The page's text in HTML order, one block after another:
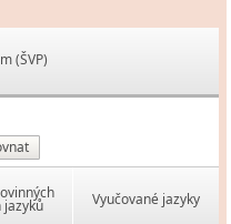
(ŠVP)
jazyků Vyučované jazyky